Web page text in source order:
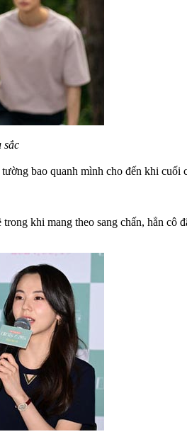
sắc
bao quanh mình cho đến khi cuối
khi mang theo sang chấn, hẳn cô